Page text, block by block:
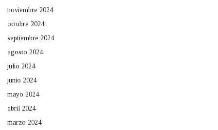
noviembre 2024
octubre 2024
septiembre 2024
agosto 2024
julio 2024
junio 2024
mayo 2024
abril 2024
marzo 2024